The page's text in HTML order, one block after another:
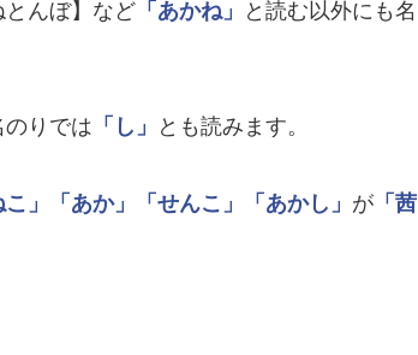
とんぼ】など 「あかね」
と読む以外にも名
のりでは 「し」 とも読みます。
」 「あか」 「せんこ」 「あかし」 が 「茜